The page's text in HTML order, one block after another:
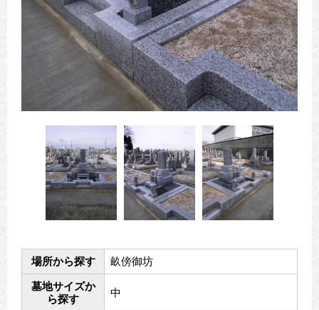
場所から探す 畝傍御坊
墓地サイズか
ら探す
中